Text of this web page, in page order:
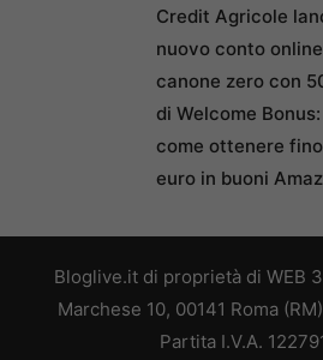
Credit Agricole
nuovo conto
canone zero con
di Welcome
come ottenere
euro in buoni
Bloglive.it di proprietà di WEB
Marchese 10, 00141 Roma
Partita I.V.A.